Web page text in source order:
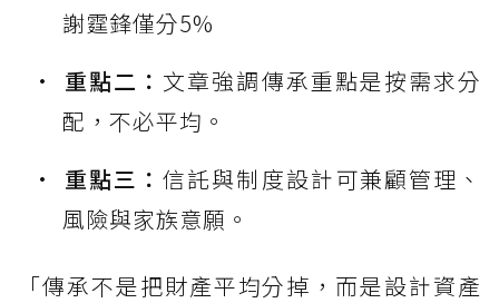
謝霆鋒僅分5%
重點二： 文章強調傳承重點是按需求分
配，不必平均。
重點三：信託與制度設計可兼顧管理、
風險與家族意願。
「傳承不是把財產平均分掉，而是設計資產